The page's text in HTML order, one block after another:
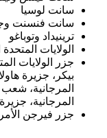
سانت لوسيا
سانت فنسنت
ترينيداد وتوباغو
الولايات المتحدة
جزر الولايات
بيكر، جزيرة
المرجانية،
المرجانية،
جزر فيرجن